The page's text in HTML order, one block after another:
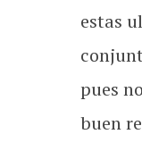
estas
pues
buen